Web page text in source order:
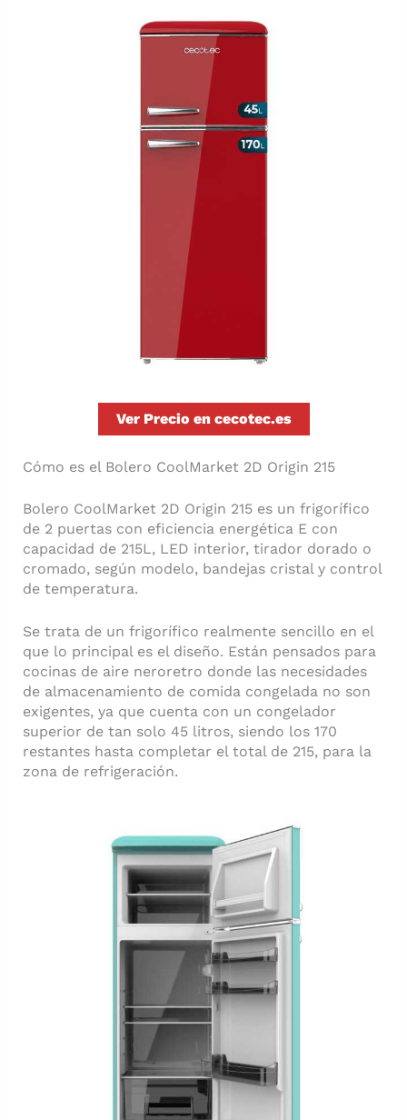
Ver Precio en cecotec.es
Cómo es el Bolero CoolMarket 2D Origin 215
Bolero CoolMarket 2D Origin 215 es un frigorífico
de 2 puertas con eficiencia energética E con
capacidad de 215L, LED interior, tirador dorado o
cromado, según modelo, bandejas cristal y control
de temperatura.
Se trata de un frigorífico realmente sencillo en el
que lo principal es el diseño. Están pensados para
cocinas de aire neroretro donde las necesidades
de almacenamiento de comida congelada no son
exigentes, ya que cuenta con un congelador
superior de tan solo 45 litros, siendo los 170
restantes hasta completar el total de 215, para la
zona de refrigeración.